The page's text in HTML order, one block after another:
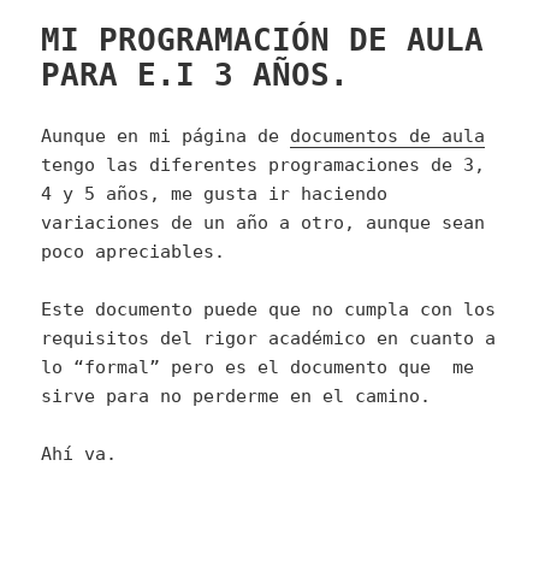
MI PROGRAMACIÓN DE AULA
PARA E.I 3 AÑOS.
Aunque en mi página de documentos de aula
tengo las diferentes programaciones de 3,
4 y 5 años, me gusta ir haciendo
variaciones de un año a otro, aunque sean
poco apreciables.
Este documento puede que no cumpla con los
requisitos del rigor académico en cuanto a
lo “formal” pero es el documento que me
sirve para no perderme en el camino.
Ahí va.